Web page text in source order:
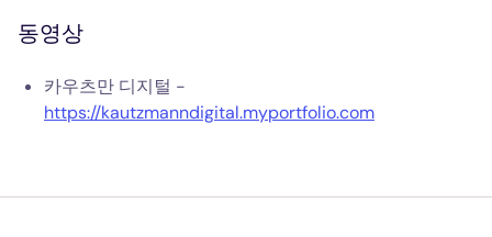
동영상
카우츠만 디지털 -
https://kautzmanndigital.myportfolio.com